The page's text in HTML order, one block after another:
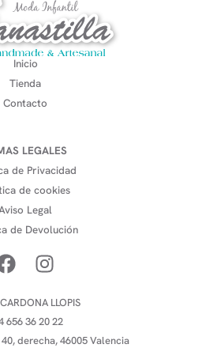
Inicio
Tienda
Contacto
LEGALES
de Privacidad
de cookies
Legal
de Devolución
LLOPIS
656 36 20 22
derecha, 46005 Valencia